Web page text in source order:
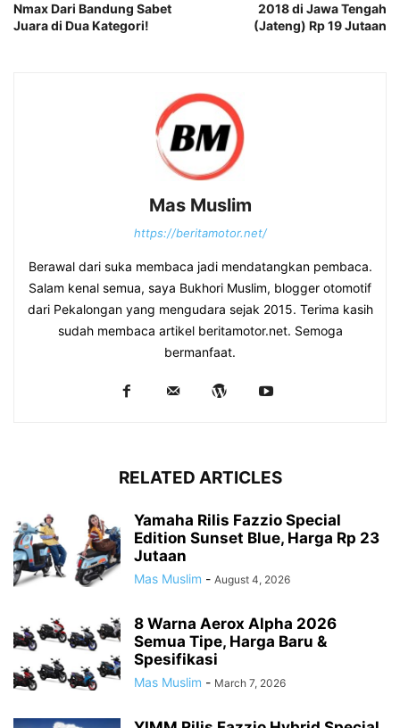
Nmax Dari Bandung Sabet
Juara di Dua Kategori!
2018 di Jawa Tengah
(Jateng) Rp 19 Jutaan
Mas Muslim
https://beritamotor.net/
Berawal dari suka membaca jadi mendatangkan pembaca.
Salam kenal semua, saya Bukhori Muslim, blogger otomotif
dari Pekalongan yang mengudara sejak 2015. Terima kasih
sudah membaca artikel beritamotor.net. Semoga
bermanfaat.
RELATED ARTICLES
Yamaha Rilis Fazzio Special
Edition Sunset Blue, Harga Rp 23
Jutaan
Mas Muslim - August 4, 2026
8 Warna Aerox Alpha 2026
Semua Tipe, Harga Baru &
Spesifikasi
Mas Muslim - March 7, 2026